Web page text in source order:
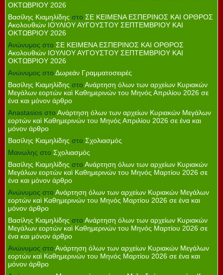
ΟΚΤΩΒΡΙΟΥ 2026
Βασίλης Κιαμηλίδης στο ΣΕ ΚΕΙΜΕΝΑ ΕΣΠΕΡΙΝΟΣ ΚΑΙ ΟΡΘΡΟΣ
Ακολουθιών ΙΟΥΛΙΟΥ ΑΥΓΟΥΣΤΟΥ ΣΕΠΤΕΜΒΡΙΟΥ ΚΑΙ
ΟΚΤΩΒΡΙΟΥ 2026
Ανώνυμος στο ΣΕ ΚΕΙΜΕΝΑ ΕΣΠΕΡΙΝΟΣ ΚΑΙ ΟΡΘΡΟΣ
Ακολουθιών ΙΟΥΛΙΟΥ ΑΥΓΟΥΣΤΟΥ ΣΕΠΤΕΜΒΡΙΟΥ ΚΑΙ
ΟΚΤΩΒΡΙΟΥ 2026
Ανώνυμος στο Δωρεάν Γραμματοσειρές
Βασίλης Κιαμηλίδης στο Ανάρτηση όλων των αρχείων Κυριακών
Μεγάλων εορτών καὶ Καθημερινών του Μηνός Απριλίου 2026 σε
ένα και μόνον άρθρο
Anastasios στο Ανάρτηση όλων των αρχείων Κυριακών Μεγάλων
εορτών καὶ Καθημερινών του Μηνός Απριλίου 2026 σε ένα και
μόνον άρθρο
Βασίλης Κιαμηλίδης στο Σχολιασμός
Μανωλης στο Σχολιασμός
Βασίλης Κιαμηλίδης στο Ανάρτηση όλων των αρχείων Κυριακών
Μεγάλων εορτών καὶ Καθημερινών του Μηνός Μαρτίου 2026 σε
ένα και μόνον άρθρο
Ανώνυμος στο Ανάρτηση όλων των αρχείων Κυριακών Μεγάλων
εορτών καὶ Καθημερινών του Μηνός Μαρτίου 2026 σε ένα και
μόνον άρθρο
Βασίλης Κιαμηλίδης στο Ανάρτηση όλων των αρχείων Κυριακών
Μεγάλων εορτών καὶ Καθημερινών του Μηνός Μαρτίου 2026 σε
ένα και μόνον άρθρο
Ανώνυμος στο Ανάρτηση όλων των αρχείων Κυριακών Μεγάλων
εορτών καὶ Καθημερινών του Μηνός Μαρτίου 2026 σε ένα και
μόνον άρθρο